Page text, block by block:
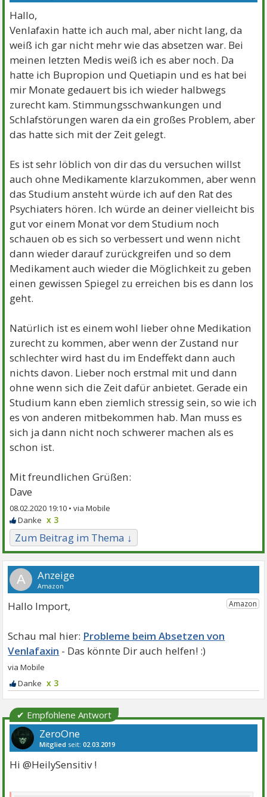
Hallo,
Venlafaxin hatte ich auch mal, aber nicht lang, da
weiß ich gar nicht mehr wie das absetzen war. Bei
meinen letzten Medis weiß ich es aber noch. Da
hatte ich Bupropion und Quetiapin und es hat bei
mir Monate gedauert bis ich wieder halbwegs
zurecht kam. Stimmungsschwankungen und
Schlafstörungen waren da ein großes Problem, aber
das hatte sich mit der Zeit gelegt.
Es ist sehr löblich von dir das du versuchen willst
auch ohne Medikamente klarzukommen, aber wenn
das Studium ansteht würde ich auf den Rat des
Psychiaters hören. Ich würde an deiner vielleicht bis
gut vor einem Monat vor dem Studium noch
schauen ob es sich so verbessert und wenn nicht
dann wieder darauf zurückgreifen und so dem
Medikament auch wieder die Möglichkeit zu geben
einen gewissen Spiegel zu erreichen bis es dann los
geht.
Natürlich ist es einem wohl lieber ohne Medikation
zurecht zu kommen, aber wenn der Zustand nur
schlechter wird hast du im Endeffekt dann auch
nichts davon. Lieber noch erstmal mit und dann
ohne wenn sich die Zeit dafür anbietet. Gerade ein
Studium kann eben ziemlich stressig sein, so wie ich
es von anderen mitbekommen hab. Man muss es
sich ja dann nicht noch schwerer machen als es
schon ist.
Mit freundlichen Grüßen:
Dave
08.02.2020 19:10 •
x 3
Zum Beitrag im Thema ↓
A
Hallo Import,
Probleme beim Absetzen von
Venlafaxin
x 3
✔ Empfohlene Antwort
ZeroOne
Mitglied seit:02.03.2019
Hi @HeilySensitiv !